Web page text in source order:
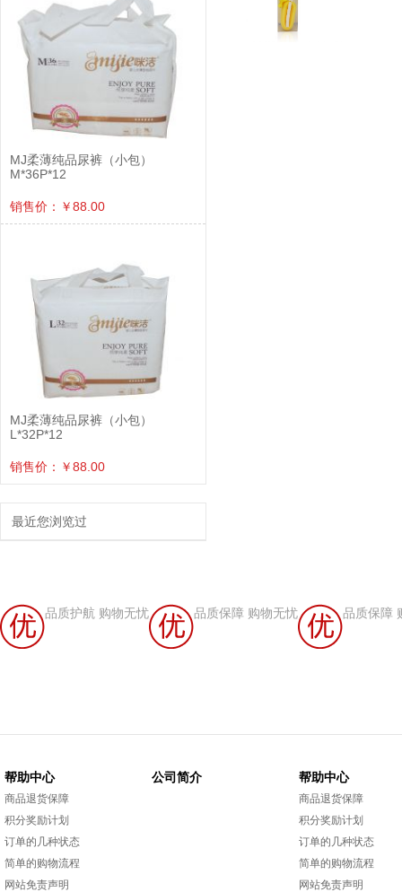
MJ柔薄纯品尿裤（小包）
M*36P*12
销售价：￥88.00
MJ柔薄纯品尿裤（小包）
L*32P*12
销售价：￥88.00
最近您浏览过
品质护航 购物无忧 品质保障 购物无忧 品质保障
帮助中心
商品退货保障
积分奖励计划
订单的几种状态
简单的购物流程
网站免责声明
公司简介 帮助中心
商品退货保障
积分奖励计划
订单的几种状态
简单的购物流程
网站免责声明